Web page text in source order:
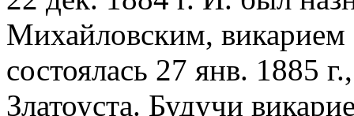
Михайловским, викарием
состоялась 27 янв. 1885
Златоуста. Будучи